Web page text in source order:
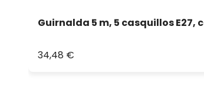
Guirnalda 5 m, 5 casquillos
34,48 €